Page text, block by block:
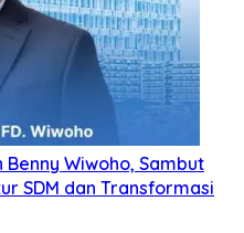
Wiwoho, Sambut
SDM dan Transformasi